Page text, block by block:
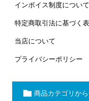
インボイス制度について
特定商取引法に基づく
当店について
プライバシーポリシー
商品カテゴリか